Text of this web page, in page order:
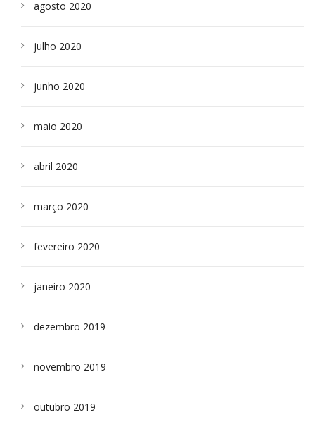
agosto 2020
julho 2020
junho 2020
maio 2020
abril 2020
março 2020
fevereiro 2020
janeiro 2020
dezembro 2019
novembro 2019
outubro 2019